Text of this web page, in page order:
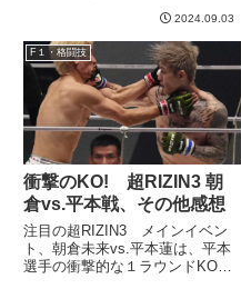
素晴らしい試合でした。ボクシン
グ強者の強者っぷりを見せつけら
れたというか、本当にすごい駆け
引き、技術、体力、精神力...
2024.09.03
F１・格闘技
衝撃のKO! 超RIZIN3 朝
倉vs.平本戦、その他感想
注目の超RIZIN3 メインイベン
ト、朝倉未来vs.平本蓮は、平本
選手の衝撃的な１ラウンドKOで